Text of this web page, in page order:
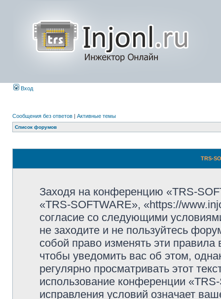
Вход
Сообщения без ответов | Активные темы
Список форумов
TRS-
Заходя на конференцию «TRS-
«TRS-SOFTWARE», «https://
согласие со следующими
не заходите и не пользуйтесь
собой право изменять эти
чтобы уведомить вас об этом,
регулярно просматривать этот
использование конференции
исправления условий означает